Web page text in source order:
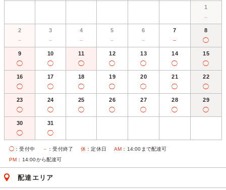
1
－
2
－
3
－
4
－
5
－
6
－
7
－
8
◯
9
◯
10
◯
11
◯
12
◯
13
◯
14
◯
15
◯
16
◯
17
◯
18
◯
19
◯
20
◯
21
◯
22
◯
23
◯
24
◯
25
◯
26
◯
27
◯
28
◯
29
◯
30
◯
31
◯
◯ ：受付中 － ：受付終了 休 ：定休日 AM ：14:00まで配達可
PM ：14:00から配達可
配達エリア